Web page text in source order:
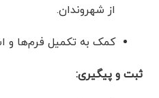
از شهروندان.
کمک به تکمیل فرم‌ها و
ثبت و پیگیری: